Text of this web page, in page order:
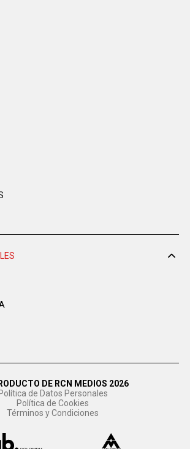
DE RCN MEDIOS 2026
de Datos Personales
Política de Cookies
Términos y Condiciones